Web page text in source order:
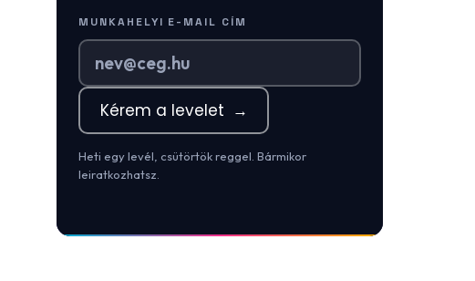
MUNKAHELYI E-MAIL CÍM
Kérem a levelet →
Heti egy levél, csütörtök reggel. Bármikor
leiratkozhatsz.